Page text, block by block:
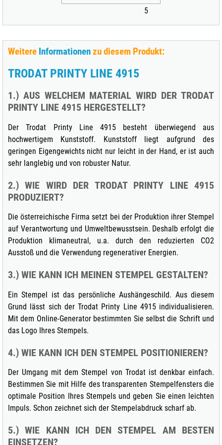
5
Weitere Informationenzu diesem Produkt:
TRODAT PRINTY LINE 4915
1.) AUS WELCHEM MATERIAL WIRD DER TRODAT
PRINTY LINE 4915 HERGESTELLT?
Der Trodat Printy Line 4915 besteht überwiegend aus
hochwertigem Kunststoff. Kunststoff liegt aufgrund des
geringen Eigengewichts nicht nur leicht in der Hand, er ist auch
sehr langlebig und von robuster Natur.
2.) WIE WIRD DER TRODAT PRINTY LINE 4915
PRODUZIERT?
Die österreichische Firma setzt bei der Produktion ihrer Stempel
auf Verantwortung und Umweltbewusstsein. Deshalb erfolgt die
Produktion klimaneutral, u.a. durch den reduzierten CO2
Ausstoß und die Verwendung regenerativer Energien.
3.) WIE KANN ICH MEINEN STEMPEL GESTALTEN?
Ein Stempel ist das persönliche Aushängeschild. Aus diesem
Grund lässt sich der Trodat Printy Line 4915 individualisieren.
Mit dem Online-Generator bestimmten Sie selbst die Schrift und
das Logo Ihres Stempels.
4.) WIE KANN ICH DEN STEMPEL POSITIONIEREN?
Der Umgang mit dem Stempel von Trodat ist denkbar einfach.
Bestimmen Sie mit Hilfe des transparenten Stempelfensters die
optimale Position Ihres Stempels und geben Sie einen leichten
Impuls. Schon zeichnet sich der Stempelabdruck scharf ab.
5.) WIE KANN ICH DEN STEMPEL AM BESTEN
EINSETZEN?